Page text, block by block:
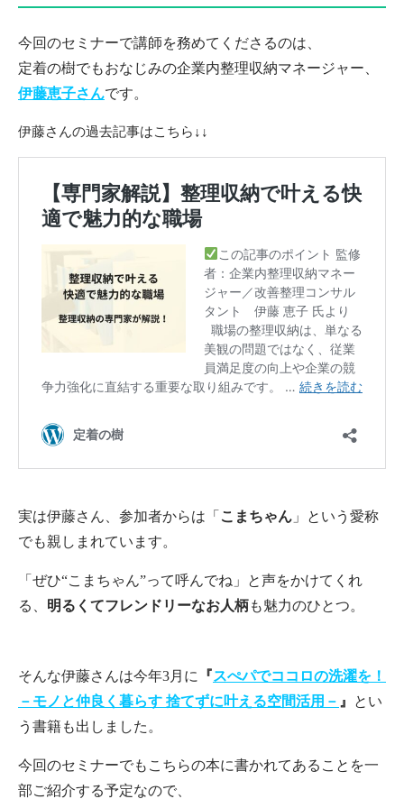
今回のセミナーで講師を務めてくださるのは、
定着の樹でもおなじみの企業内整理収納マネージャー、
伊藤恵子さんです。
伊藤さんの過去記事はこちら↓↓
実は伊藤さん、参加者からは「 こまちゃん 」という愛称
でも親しまれています。
「ぜひ“こまちゃん”って呼んでね」と声をかけてくれ
る、 明るくてフレンドリーなお人柄も魅力のひとつ。
そんな伊藤さんは今年3月に 『スぺパでココロの洗濯を！
－モノと仲良く暮らす 捨てずに叶える空間活用－ 』
とい
う書籍も出しました。
今回のセミナーでもこちらの本に書かれてあることを一
部ご紹介する予定なので、